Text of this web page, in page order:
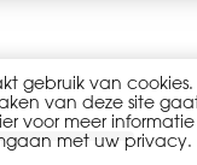
gebruik van
van deze site
voor meer
met uw privacy.